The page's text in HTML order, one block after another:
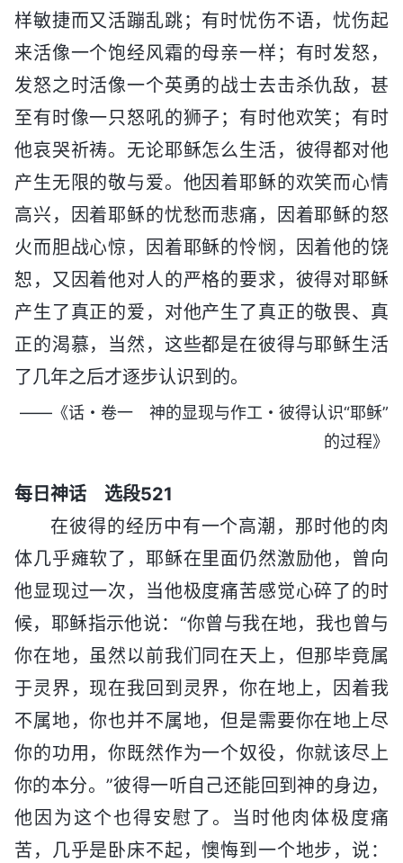
样敏捷而又活蹦乱跳；有时忧伤不语，忧伤起
来活像一个饱经风霜的母亲一样；有时发怒，
发怒之时活像一个英勇的战士去击杀仇敌，甚
至有时像一只怒吼的狮子；有时他欢笑；有时
他哀哭祈祷。无论耶稣怎么生活，彼得都对他
产生无限的敬与爱。他因着耶稣的欢笑而心情
高兴，因着耶稣的忧愁而悲痛，因着耶稣的怒
火而胆战心惊，因着耶稣的怜悯，因着他的饶
恕，又因着他对人的严格的要求，彼得对耶稣
产生了真正的爱，对他产生了真正的敬畏、真
正的渴慕，当然，这些都是在彼得与耶稣生活
了几年之后才逐步认识到的。
——《话・卷一 神的显现与作工・彼得认识“耶稣”
的过程》
每日神话 选段521
在彼得的经历中有一个高潮，那时他的肉
体几乎瘫软了，耶稣在里面仍然激励他，曾向
他显现过一次，当他极度痛苦感觉心碎了的时
候，耶稣指示他说：“你曾与我在地，我也曾与
你在地，虽然以前我们同在天上，但那毕竟属
于灵界，现在我回到灵界，你在地上，因着我
不属地，你也并不属地，但是需要你在地上尽
你的功用，你既然作为一个奴役，你就该尽上
你的本分。”彼得一听自己还能回到神的身边，
他因为这个也得安慰了。当时他肉体极度痛
苦，几乎是卧床不起，懊悔到一个地步，说：